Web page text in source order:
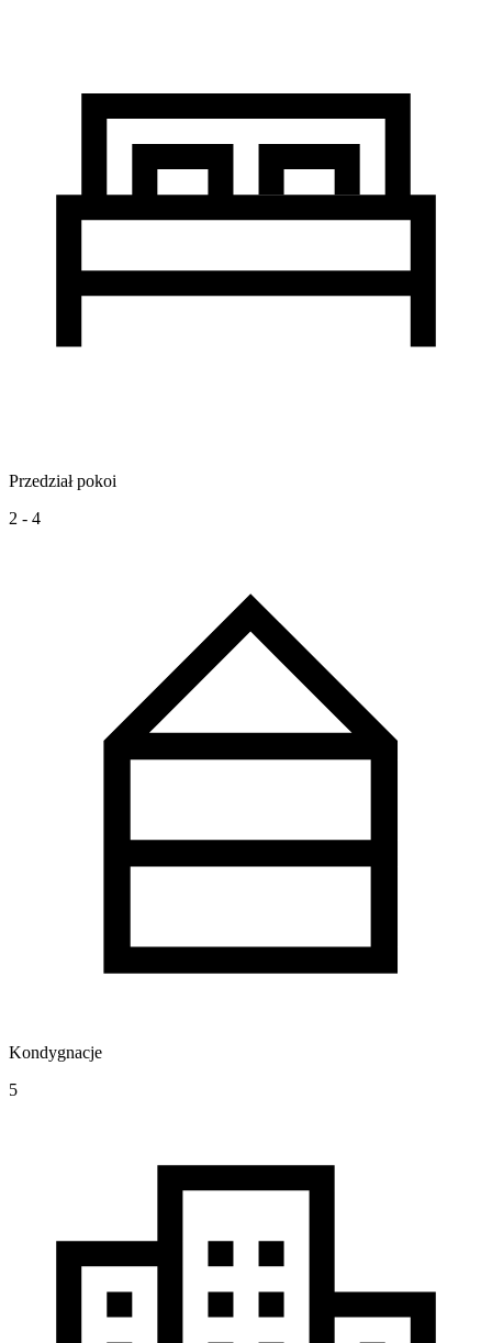
Przedział pokoi
2 - 4
Kondygnacje
5